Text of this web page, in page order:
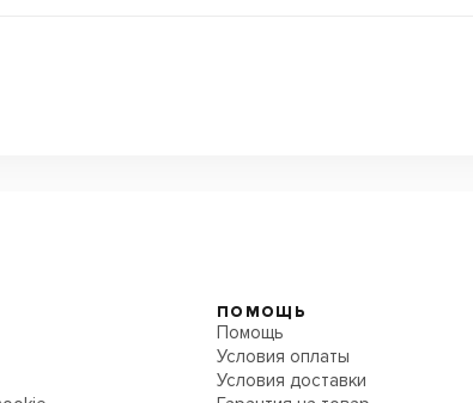
ПОМОЩЬ
Помощь
Условия оплаты
Условия доставки